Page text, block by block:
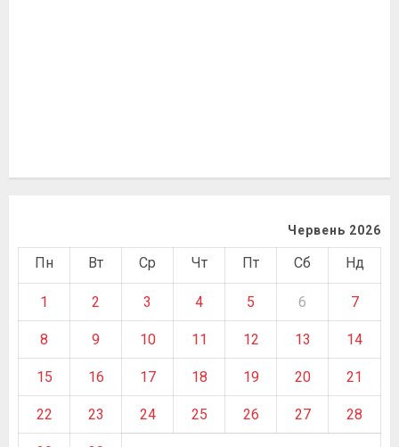
Червень 2026
Пн Вт Ср Чт Пт Сб Нд
1 2 3 4 5 6 7
8 9 10 11 12 13 14
15 16 17 18 19 20 21
22 23 24 25 26 27 28